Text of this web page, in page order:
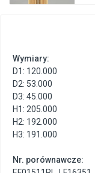
Wymiary:
D1: 120.000
D2: 53.000
D3: 45.000
H1: 205.000
H2: 192.000
H3: 191.000
Nr. porównawcze: